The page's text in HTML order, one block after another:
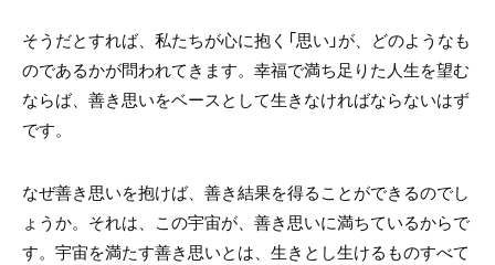
そうだとすれば、私たちが心に抱く「思い」が、どのようなも
のであるかが問われてきます。幸福で満ち足りた人生を望む
ならば、善き思いをベースとして生きなければならないはず
です。
なぜ善き思いを抱けば、善き結果を得ることができるのでし
ょうか。それは、この宇宙が、善き思いに満ちているからで
す。宇宙を満たす善き思いとは、生きとし生けるものすべて